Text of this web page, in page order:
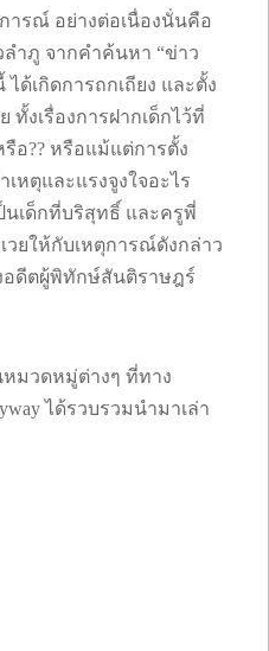
ารณ์ อย่างต่อเนื่องนั่นคือ
ำภู จากคำค้นหา “ข่าว
ด้เกิดการถกเถียง และตั้ง
ทั้งเรื่องการฝากเด็กไว้ที่
อ?? หรือแม้แต่การตั้ง
หตุและแรงจูงใจอะไร
นเด็กที่บริสุทธิ์ และครูพี่
วยให้กับเหตุการณ์ดังกล่าว
อดีตผู้พิทักษ์สันติราษฎร์
วดหมู่ต่างๆ ที่ทาง
ได้รวบรวมนำมาเล่า